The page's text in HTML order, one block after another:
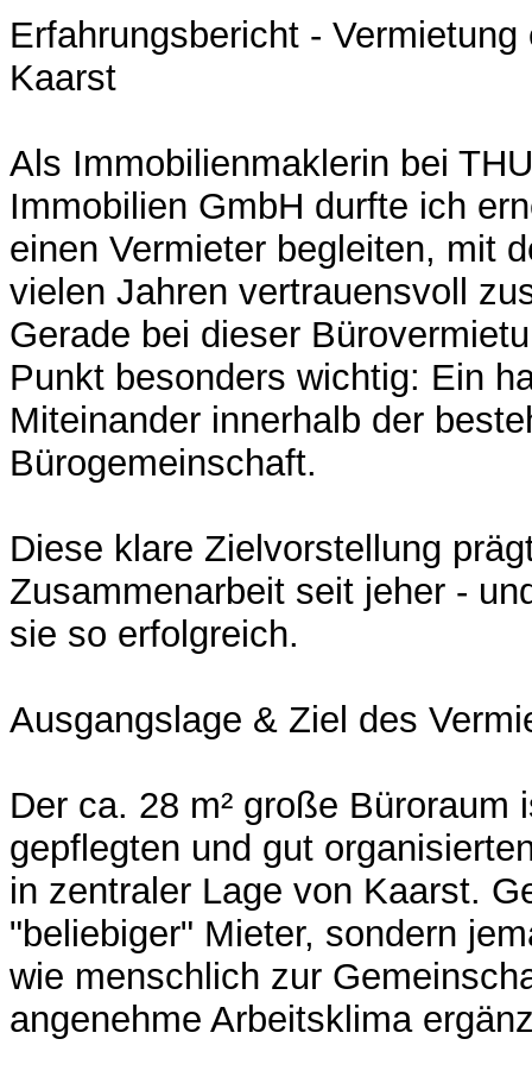
Erfahrungsbericht -
Kaarst
Als Immobilienmaklerin bei
Immobilien GmbH durfte ich
einen Vermieter begleiten, mit
vielen Jahren vertrauensvoll
Gerade bei dieser
Punkt besonders wichtig: Ein
Miteinander innerhalb der
Bürogemeinschaft.
Diese klare Zielvorstellung
Zusammenarbeit seit jeher -
sie so erfolgreich.
Ausgangslage & Ziel des
Der ca. 28 m² große Büroraum
gepflegten und gut
in zentraler Lage von Kaarst.
"beliebiger" Mieter, sondern
wie menschlich zur
angenehme Arbeitsklima